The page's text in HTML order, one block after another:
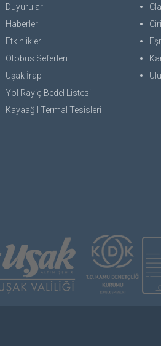
Duyurular
Haberler
Etkinlikler
Otobüs Seferleri
Uşak İrap
Yol Rayiç Bedel Listesi
Kayaağıl Termal Tesisleri